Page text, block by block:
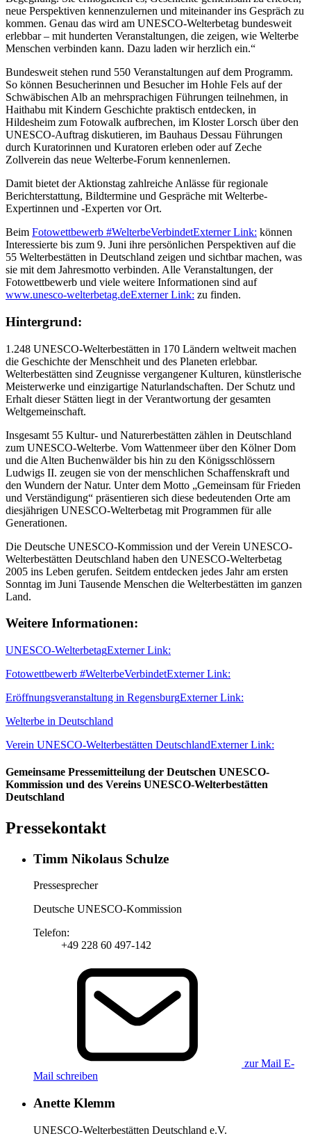
neue Perspektiven kennenzulernen und miteinander ins Gespräch zu
kommen. Genau das wird am UNESCO-Welterbetag bundesweit
erlebbar – mit hunderten Veranstaltungen, die zeigen, wie Welterbe
Menschen verbinden kann. Dazu laden wir herzlich ein.“
Bundesweit stehen rund 550 Veranstaltungen auf dem Programm.
So können Besucherinnen und Besucher im Hohle Fels auf der
Schwäbischen Alb an mehrsprachigen Führungen teilnehmen, in
Haithabu mit Kindern Geschichte praktisch entdecken, in
Hildesheim zum Fotowalk aufbrechen, im Kloster Lorsch über den
UNESCO-Auftrag diskutieren, im Bauhaus Dessau Führungen
durch Kuratorinnen und Kuratoren erleben oder auf Zeche
Zollverein das neue Welterbe-Forum kennenlernen.
Damit bietet der Aktionstag zahlreiche Anlässe für regionale
Berichterstattung, Bildtermine und Gespräche mit Welterbe-
Expertinnen und -Experten vor Ort.
Beim Fotowettbewerb #WelterbeVerbindetExterner Link: können
Interessierte bis zum 9. Juni ihre persönlichen Perspektiven auf die
55 Welterbestätten in Deutschland zeigen und sichtbar machen, was
sie mit dem Jahresmotto verbinden. Alle Veranstaltungen, der
Fotowettbewerb und viele weitere Informationen sind auf
www.unesco-welterbetag.deExterner Link: zu finden.
Hintergrund:
1.248 UNESCO-Welterbestätten in 170 Ländern weltweit machen
die Geschichte der Menschheit und des Planeten erlebbar.
Welterbestätten sind Zeugnisse vergangener Kulturen, künstlerische
Meisterwerke und einzigartige Naturlandschaften. Der Schutz und
Erhalt dieser Stätten liegt in der Verantwortung der gesamten
Weltgemeinschaft.
Insgesamt 55 Kultur- und Naturerbestätten zählen in Deutschland
zum UNESCO-Welterbe. Vom Wattenmeer über den Kölner Dom
und die Alten Buchenwälder bis hin zu den Königsschlössern
Ludwigs II. zeugen sie von der menschlichen Schaffenskraft und
den Wundern der Natur. Unter dem Motto „Gemeinsam für Frieden
und Verständigung“ präsentieren sich diese bedeutenden Orte am
diesjährigen UNESCO-Welterbetag mit Programmen für alle
Generationen.
Die Deutsche UNESCO-Kommission und der Verein UNESCO-
Welterbestätten Deutschland haben den UNESCO‑Welterbetag
2005 ins Leben gerufen. Seitdem entdecken jedes Jahr am ersten
Sonntag im Juni Tausende Menschen die Welterbestätten im ganzen
Land.
Weitere Informationen:
UNESCO-WelterbetagExterner Link:
Fotowettbewerb #WelterbeVerbindetExterner Link:
Eröffnungsveranstaltung in RegensburgExterner Link:
Welterbe in Deutschland
Verein UNESCO-Welterbestätten DeutschlandExterner Link:
Gemeinsame Pressemitteilung der Deutschen UNESCO-
Kommission und des Vereins UNESCO-Welterbestätten
Deutschland
Pressekontakt
Timm Nikolaus Schulze
Pressesprecher
Deutsche UNESCO-Kommission
Telefon:
+49 228 60 497-142
zur Mail E-
Mail schreiben
Anette Klemm
UNESCO-Welterbestätten Deutschland e.V.